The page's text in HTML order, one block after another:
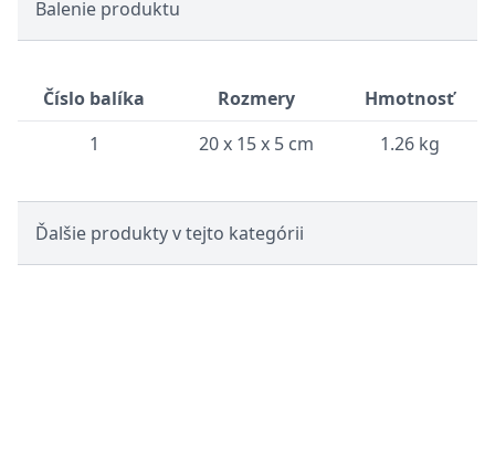
Balenie produktu
Číslo balíka Rozmery
Hmotnosť
1
20 x 15 x 5 cm 1.26 kg
Ďalšie produkty v tejto kategórii